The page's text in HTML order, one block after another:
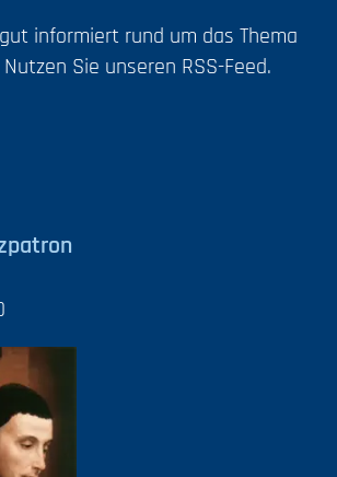
informiert rund um das Thema
Sie unseren RSS-Feed.